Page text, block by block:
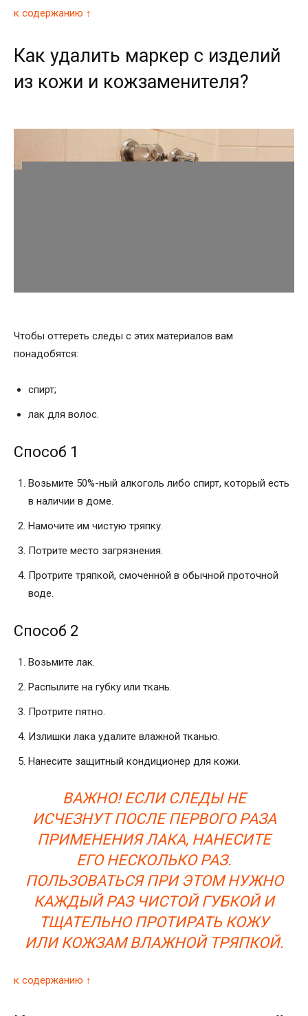
к содержанию ↑
Как удалить маркер с изделий
из кожи и кожзаменителя?
Чтобы оттереть следы с этих материалов вам
понадобятся:
спирт;
лак для волос.
Способ 1
Возьмите 50%-ный алкоголь либо спирт, который есть
в наличии в доме.
Намочите им чистую тряпку.
Потрите место загрязнения.
Протрите тряпкой, смоченной в обычной проточной
воде.
Способ 2
Возьмите лак.
Распылите на губку или ткань.
Протрите пятно.
Излишки лака удалите влажной тканью.
Нанесите защитный кондиционер для кожи.
ВАЖНО! ЕСЛИ СЛЕДЫ НЕ
ИСЧЕЗНУТ ПОСЛЕ ПЕРВОГО РАЗА
ПРИМЕНЕНИЯ ЛАКА, НАНЕСИТЕ
ЕГО НЕСКОЛЬКО РАЗ.
ПОЛЬЗОВАТЬСЯ ПРИ ЭТОМ НУЖНО
КАЖДЫЙ РАЗ ЧИСТОЙ ГУБКОЙ И
ТЩАТЕЛЬНО ПРОТИРАТЬ КОЖУ
ИЛИ КОЖЗАМ ВЛАЖНОЙ ТРЯПКОЙ.
к содержанию ↑